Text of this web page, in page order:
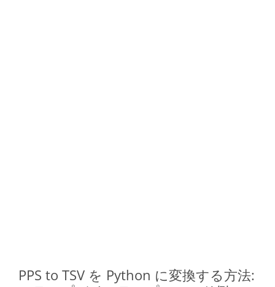
PPS to TSV を Python に変換する方法: